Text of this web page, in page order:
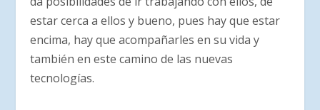
estar cerca a ellos y bueno, pues hay que estar
encima, hay que acompañarles en su vida y
también en este camino de las nuevas
tecnologías.